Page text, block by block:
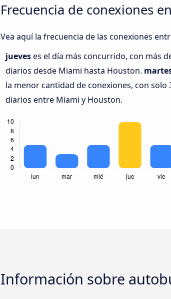
Frecuencia de conexiones
Vea aquí la frecuencia de las conexiones
jueveses el día más concurrido, con más
diarios desde Miami hasta Houston.
la menor cantidad de conexiones, con solo
diarios entre Miami y Houston.
Información sobre